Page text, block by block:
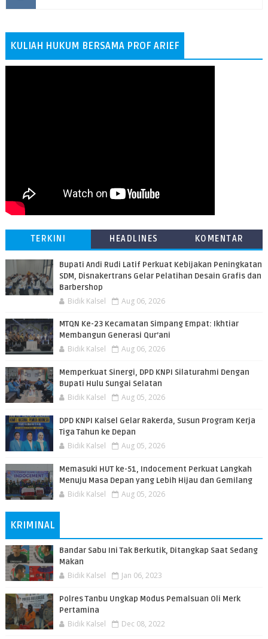
KULIAH HUKUM BERSAMA PROF ARIEF
TERKINI HEADLINES KOMENTAR
Bupati Andi Rudi Latif Perkuat Kebijakan Peningkatan
SDM, Disnakertrans Gelar Pelatihan Desain Grafis dan
Barbershop
Bidik Kalsel Aug 06, 2026
MTQN Ke-23 Kecamatan Simpang Empat: Ikhtiar
Membangun Generasi Qur’ani
Bidik Kalsel Aug 06, 2026
Memperkuat Sinergi, DPD KNPI Silaturahmi Dengan
Bupati Hulu Sungai Selatan
Bidik Kalsel Aug 05, 2026
DPD KNPI Kalsel Gelar Rakerda, Susun Program Kerja
Tiga Tahun ke Depan
Bidik Kalsel Aug 05, 2026
Memasuki HUT ke-51, Indocement Perkuat Langkah
Menuju Masa Depan yang Lebih Hijau dan Gemilang
Bidik Kalsel Aug 05, 2026
KRIMINAL
Bandar Sabu Ini Tak Berkutik, Ditangkap Saat Sedang
Makan
Bidik Kalsel Jan 06, 2023
Polres Tanbu Ungkap Modus Pemalsuan Oli Merk
Pertamina
Bidik Kalsel Dec 08, 2022